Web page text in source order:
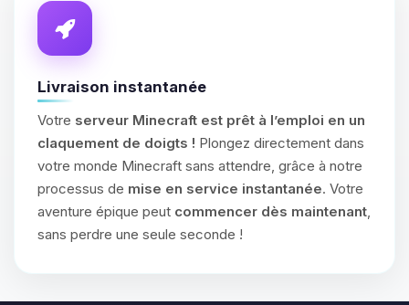
Livraison instantanée
Votre serveur Minecraft est prêt à l’emploi en un
claquement de doigts ! Plongez directement dans
votre monde Minecraft sans attendre, grâce à notre
processus de mise en service instantanée. Votre
aventure épique peut commencer dès maintenant
sans perdre une seule seconde !